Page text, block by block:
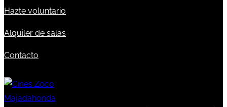
Hazte voluntario
Alquiler de salas
Contacto